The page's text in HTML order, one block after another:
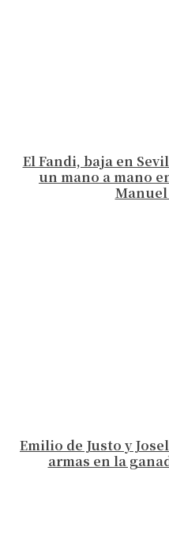
El Fandi, baja en
un mano a mano
Emilio de Justo y
armas en la